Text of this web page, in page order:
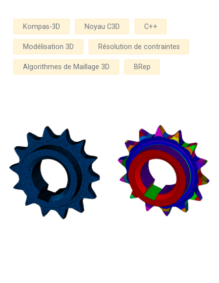
Kompas-3D Noyau C3D C++
Modélisation 3D Résolution de contraintes
Algorithmes de Maillage 3D BRep